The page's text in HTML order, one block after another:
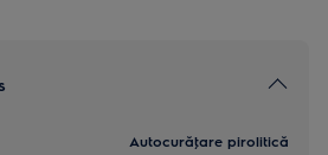
Autocurăţare pirolitică